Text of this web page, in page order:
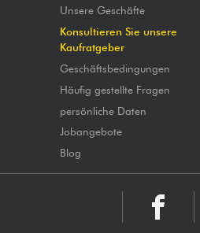
Unsere Geschäfte
Konsultieren Sie unsere
Kaufratgeber
Geschäftsbedingungen
Häufig gestellte Fragen
persönliche Daten
Jobangebote
Blog